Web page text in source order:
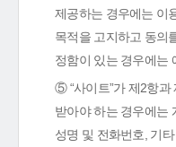
제공하는 경우에는 이
목적을 고지하고 동의
정함이 있는 경우에는
⑤ “사이트”가 제2항과
받아야 하는 경우에는
성명 및 전화번호, 기